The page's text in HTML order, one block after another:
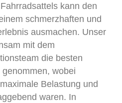
kann den
schmerzhaften und
ausmachen. Unser
mit dem
die besten
wobei
Belastung und
waren. In